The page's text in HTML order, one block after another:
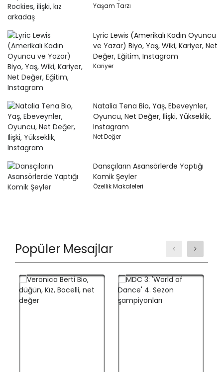
Yaşam Tarzı
Lyric Lewis (Amerikalı Kadın Oyuncu
ve Yazar) Biyo, Yaş, Wiki, Kariyer, Net
Değer, Eğitim, Instagram
Kariyer
Natalia Tena Bio, Yaş, Ebeveynler,
Oyuncu, Net Değer, İlişki, Yükseklik,
Instagram
Net Değer
Dansçıların Asansörlerde Yaptığı
Komik Şeyler
Özellik Makaleleri
Popüler Mesajlar